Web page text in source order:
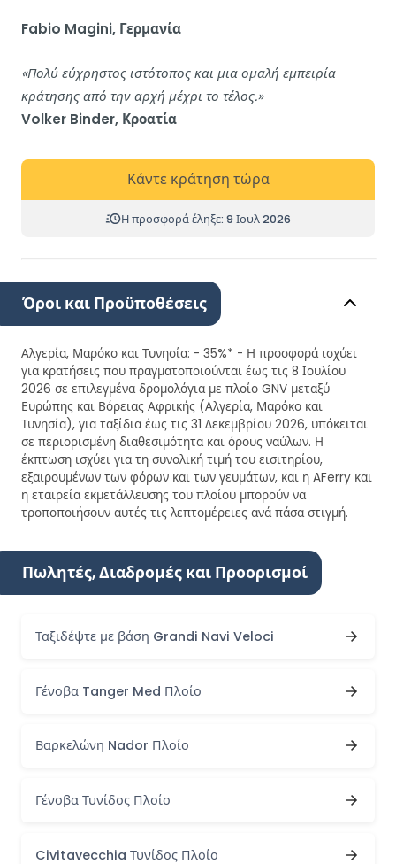
Fabio Magini, Γερμανία
«Πολύ εύχρηστος ιστότοπος και μια ομαλή εμπειρία
κράτησης από την αρχή μέχρι το τέλος.»
Volker Binder, Κροατία
Κάντε κράτηση τώρα
Η προσφορά έληξε: 9 Ιουλ 2026
Όροι και Προϋποθέσεις
Αλγερία, Μαρόκο και Τυνησία: - 35%* - Η προσφορά ισχύει
για κρατήσεις που πραγματοποιούνται έως τις 8 Ιουλίου
2026 σε επιλεγμένα δρομολόγια με πλοίο GNV μεταξύ
Ευρώπης και Βόρειας Αφρικής (Αλγερία, Μαρόκο και
Τυνησία), για ταξίδια έως τις 31 Δεκεμβρίου 2026, υπόκειται
σε περιορισμένη διαθεσιμότητα και όρους ναύλων. Η
έκπτωση ισχύει για τη συνολική τιμή του εισιτηρίου,
εξαιρουμένων των φόρων και των γευμάτων, και η AFerry και
η εταιρεία εκμετάλλευσης του πλοίου μπορούν να
τροποποιήσουν αυτές τις λεπτομέρειες ανά πάσα στιγμή.
Πωλητές, Διαδρομές και Προορισμοί
Ταξιδέψτε με βάση Grandi Navi Veloci
Γένοβα Tanger Med Πλοίο
Βαρκελώνη Nador Πλοίο
Γένοβα Τυνίδος Πλοίο
Civitavecchia Τυνίδος Πλοίο